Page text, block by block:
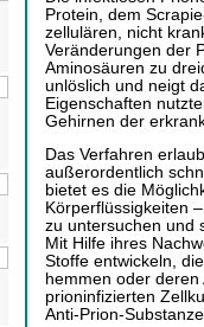
Protein, dem
zellulären, nicht
Veränderungen der
Aminosäuren zu
unlöslich und neigt
Eigenschaften
Gehirnen der
Das Verfahren
außerordentlich
bietet es die
Körperflüssigkeiten
zu untersuchen und
Mit Hilfe ihres
Stoffe entwickeln,
hemmen oder
prioninfizierten
Anti-Prion-